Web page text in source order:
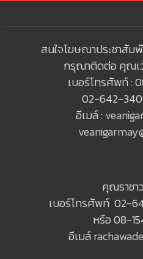
สนใจโฆษณาประชาสั
กรุณาติดต่อ คุณเ
เบอร์โทรศัพท์ :
02-642-
อีเมล์ :
คุณราชา
เบอร์โทรศัพท์ 02-
หรือ 08-
อีเมล์